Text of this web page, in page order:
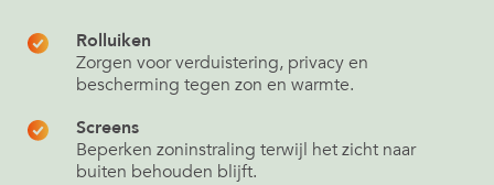
Rolluiken
Zorgen voor verduistering, privacy en
bescherming tegen zon en warmte.
Screens
Beperken zoninstraling terwijl het zicht naar
buiten behouden blijft.